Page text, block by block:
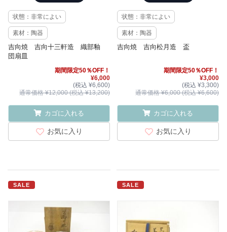
状態：非常によい
素材：陶器
吉向焼 吉向十三軒造 織部釉
団扇皿
期間限定50％OFF！
¥6,000
(税込 ¥6,600)
通常価格 ¥12,000 (税込 ¥13,200)
カゴに入れる
お気に入り
状態：非常によい
素材：陶器
吉向焼 吉向松月造 盃
期間限定50％OFF！
¥3,000
(税込 ¥3,300)
通常価格 ¥6,000 (税込 ¥6,600)
カゴに入れる
お気に入り
SALE SALE